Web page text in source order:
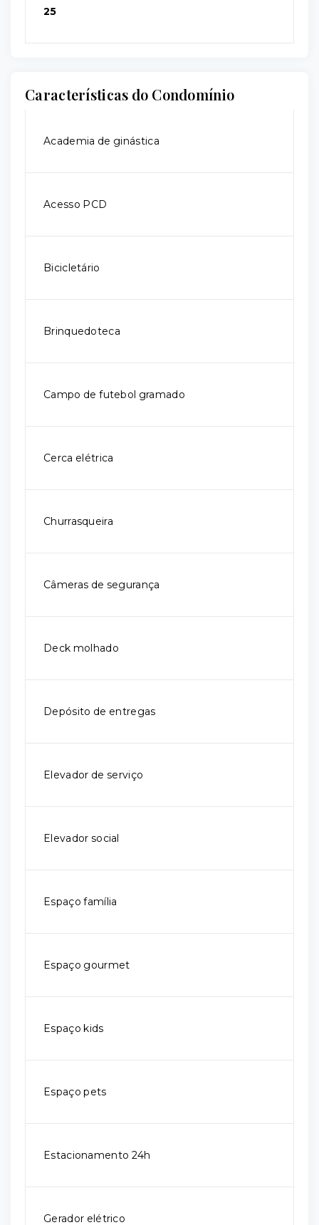
25
Características do Condomínio
Academia de ginástica
Acesso PCD
Bicicletário
Brinquedoteca
Campo de futebol gramado
Cerca elétrica
Churrasqueira
Câmeras de segurança
Deck molhado
Depósito de entregas
Elevador de serviço
Elevador social
Espaço família
Espaço gourmet
Espaço kids
Espaço pets
Estacionamento 24h
Gerador elétrico